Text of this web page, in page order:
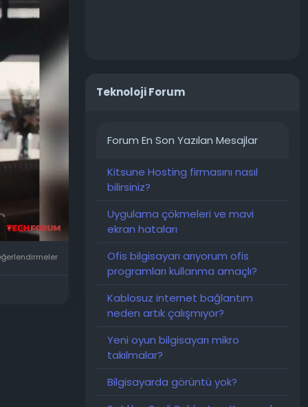
çipler
aktif
Teknoloji Forum
Forum En Son Yazılan Mesajlar
Kitsune Hosting firmasını nasıl
bilirsiniz?
Uygulama çökmeleri ve mavi
ekran hataları
Ofis bilgisayarı arıyorum ofis
programları kullanma amaçlı?
Kablosuz internet bağlantım
neden artık çalışmıyor?
Yeni oyun bilgisayarı mikro
takılmalar?
Bilgisayarda görüntü yok?